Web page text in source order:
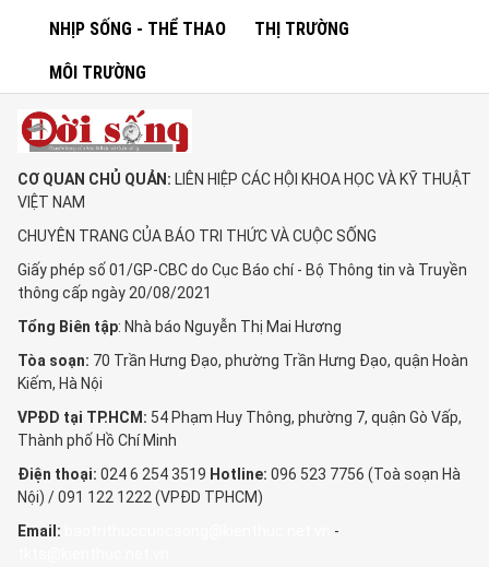
NHỊP SỐNG - THỂ THAO THỊ TRƯỜNG
MÔI TRƯỜNG
CƠ QUAN CHỦ QUẢN: LIÊN HIỆP CÁC HỘI KHOA HỌC VÀ KỸ THUẬT
VIỆT NAM
CHUYÊN TRANG CỦA BÁO TRI THỨC VÀ CUỘC SỐNG
Giấy phép số 01/GP-CBC do Cục Báo chí - Bộ Thông tin và Truyền
thông cấp ngày 20/08/2021
Tổng Biên tập: Nhà báo Nguyễn Thị Mai Hương
Tòa soạn: 70 Trần Hưng Đạo, phường Trần Hưng Đạo, quận Hoàn
Kiếm, Hà Nội
VPĐD tại TP.HCM: 54 Phạm Huy Thông, phường 7, quận Gò Vấp,
Thành phố Hồ Chí Minh
Điện thoại: 024 6 254 3519 Hotline: 096 523 7756 (Toà soạn Hà
Nội) / 091 122 1222 (VPĐD TPHCM)
Email:
-